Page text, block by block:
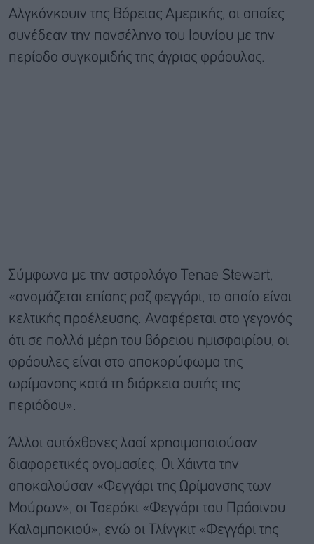
Αλγκόνκουιν της Βόρειας Αμερικής, οι οποίες
συνέδεαν την πανσέληνο του Ιουνίου με την
περίοδο συγκομιδής της άγριας φράουλας.
Σύμφωνα με την αστρολόγο Tenae Stewart,
«oνομάζεται επίσης ροζ φεγγάρι, το οποίο είναι
κελτικής προέλευσης. Αναφέρεται στο γεγονός
ότι σε πολλά μέρη του βόρειου ημισφαιρίου, οι
φράουλες είναι στο αποκορύφωμα της
ωρίμανσης κατά τη διάρκεια αυτής της
περιόδου».
Άλλοι αυτόχθονες λαοί χρησιμοποιούσαν
διαφορετικές ονομασίες. Οι Χάιντα την
αποκαλούσαν «Φεγγάρι της Ωρίμανσης των
Μούρων», οι Τσερόκι «Φεγγάρι του Πράσινου
Καλαμποκιού», ενώ οι Τλίνγκιτ «Φεγγάρι της